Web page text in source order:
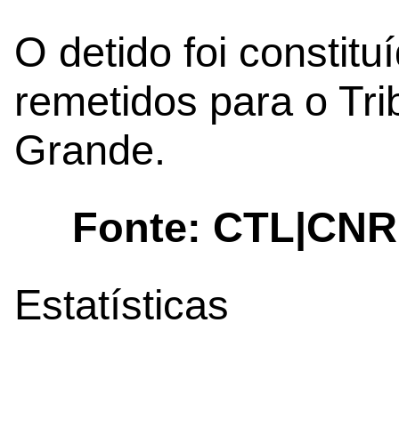
O detido foi
remetidos para o
Grande.
Fonte: CTL|CNR
Estatísticas